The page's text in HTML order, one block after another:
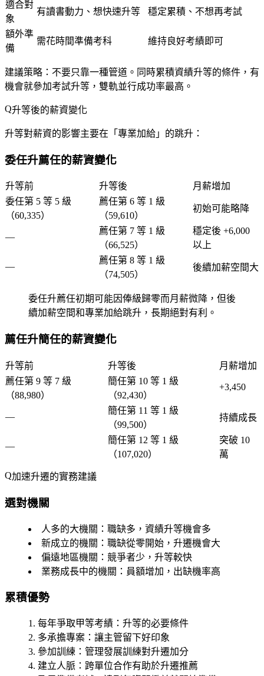
適合對
象
有讀書動力、想快速升等 穩定累積、不想再考試
額外準
備
需花時間準備考科 維持良好考績即可
建議策略 ：不要只靠一種管道。同時累積資績升等的條件，有
機會就參加考試升等，雙軌並行成功率最高。
升等後的薪資變化
升等對薪資的影響主要在「專業加給」的跳升：
委任升薦任的薪資變化
升等前 升等後
月薪增加
委任第 5 等 5 級
（60,335）
薦任第 6 等 1 級
（59,610）
初始可能略降
—
薦任第 7 等 1 級
（66,525）
穩定後 +6,000
以上
—
薦任第 8 等 1 級
（74,505）
後續加薪空間大
委任升薦任初期可能因俸級歸零而月薪微降，但後
續加薪空間和專業加給跳升，長期絕對有利。
薦任升簡任的薪資變化
升等前 升等後
月薪增加
薦任第 9 等 7 級
（88,980）
簡任第 10 等 1 級
（92,430）
+3,450
—
簡任第 11 等 1 級
（99,500）
持續成長
—
簡任第 12 等 1 級
（107,020）
突破 10
萬
加速升遷的實務建議
選對機關
人多的大機關 ：職缺多，資績升等機會多
新成立的機關 ：職缺從零開始，升遷機會大
偏遠地區機關 ：競爭者少，升等較快
業務成長中的機關 ：員額增加，出缺機率高
累積優勢
每年爭取甲等考績 ：升等的必要條件
多承擔專案 ：讓主管留下好印象
參加訓練 ：管理發展訓練對升遷加分
建立人脈 ：跨單位合作有助於升遷推薦